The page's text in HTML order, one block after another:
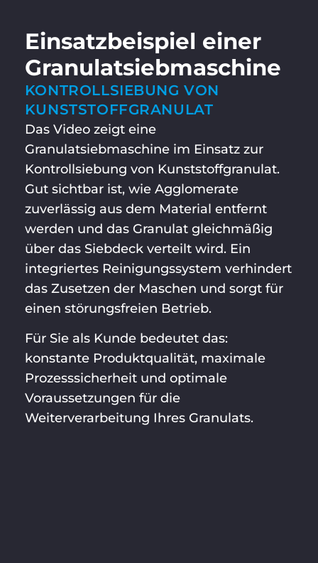
Einsatzbeispiel einer
Granulatsieb­maschine
KONTROLLSIEBUNG VON
KUNSTSTOFFGRANULAT
Das Video zeigt eine
Granulatsiebmaschine im Einsatz zur
Kontrollsiebung von Kunststoffgranulat.
Gut sichtbar ist, wie Agglomerate
zuverlässig aus dem Material entfernt
werden und das Granulat gleichmäßig
über das Siebdeck verteilt wird. Ein
integriertes Reinigungssystem verhindert
das Zusetzen der Maschen und sorgt für
einen störungsfreien Betrieb.
Für Sie als Kunde bedeutet das:
konstante Produktqualität, maximale
Prozesssicherheit und optimale
Voraussetzungen für die
Weiterverarbeitung Ihres Granulats.